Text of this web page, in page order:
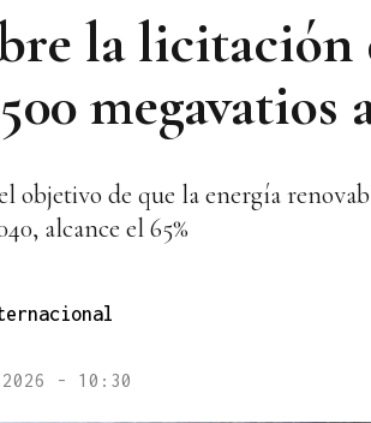
la licitación
objetivo de que la energía
alcance el 65%
- 10:30